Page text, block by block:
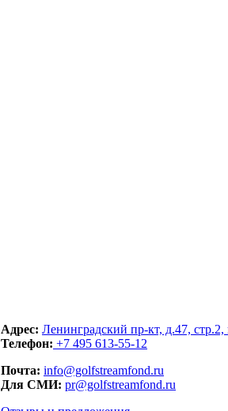
Адрес: Ленинградский пр-кт, д.47,
Телефон: +7 495 613-55-12
Почта: info@golfstreamfond.ru
Для СМИ: pr@golfstreamfond.ru